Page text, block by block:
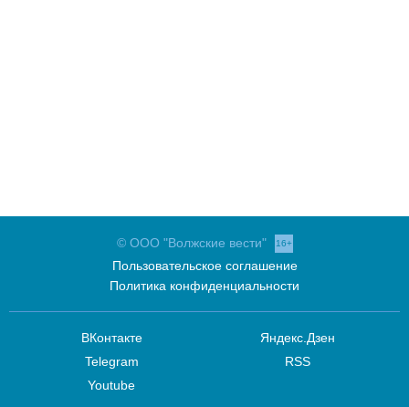
© ООО "Волжские вести" 16+
Пользовательское соглашение
Политика конфиденциальности
ВКонтакте
Telegram
Youtube
Яндекс.Дзен
RSS